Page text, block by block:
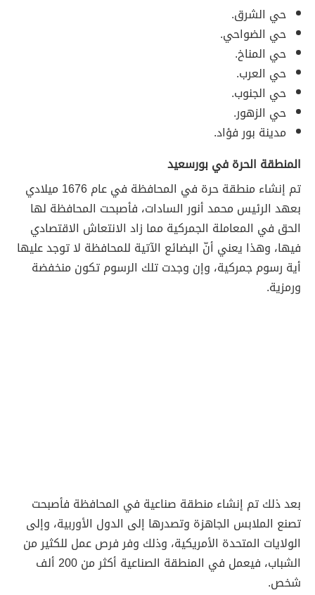
حي الشرق.
حي الضواحي.
حي المناخ.
حي العرب.
حي الجنوب.
حي الزهور.
مدينة بور فؤاد.
المنطقة الحرة في بورسعيد
تم إنشاء منطقة حرة في المحافظة في عام 1676 ميلادي
بعهد الرئيس محمد أنور السادات، فأصبحت المحافظة لها
الحق في المعاملة الجمركية مما زاد الانتعاش الاقتصادي
فيها، وهذا يعني أنّ البضائع الآتية للمحافظة لا توجد عليها
أية رسوم جمركية، وإن وجدت تلك الرسوم تكون منخفضة
ورمزية.
بعد ذلك تم إنشاء منطقة صناعية في المحافظة فأصبحت
تصنع الملابس الجاهزة وتصدرها إلى الدول الأوربية، وإلى
الولايات المتحدة الأمريكية، وذلك وفر فرص عمل للكثير من
الشباب، فيعمل في المنطقة الصناعية أكثر من 200 ألف
شخص.